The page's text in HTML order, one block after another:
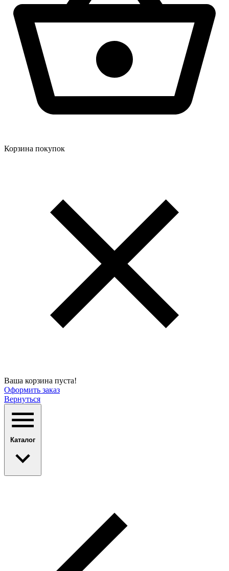
Корзина покупок
Ваша корзина пуста!
Оформить заказ
Вернуться
Каталог